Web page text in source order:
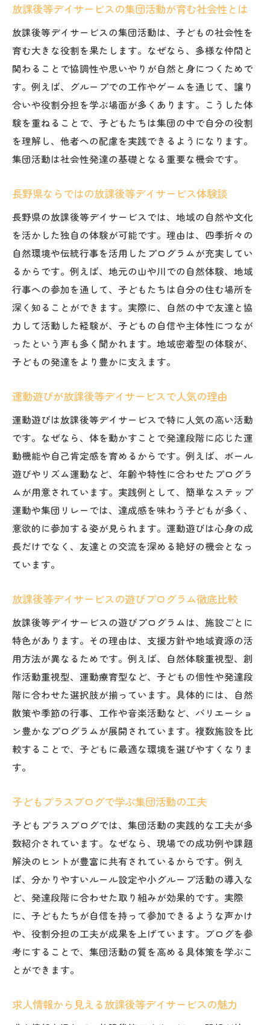
発達支援に役立つ運動遊びの実践例紹介
放課後等デイサービスで運動遊びが発達を
促す理由
長野県発の運動遊び実践例と体験談紹介
放課後等デイサービスで人気の運動療育活
動まとめ
ブログで話題の運動遊び支援アイデアとは
場の工夫
柳沢運動プログラムを活かした放課後等デ
イサービス
子どもの成長を促す集団活動を徹底解説
放課後等デイサービスの集団活動が成長に
与える影響
運動遊びを取り入れた放課後等デイサービ
スの実践
長野市や上田市で注目の集団活動事例
の取り組み
柳沢運動プログラムと集団活動の連携方法
運動療育が放課後等デイサービスで果たす役割
放課後等デイサービスにおける運動療育の
重要性
運動遊びと柳沢運動プログラムの効果とは
長野県の放課後等デイサービスでの実践例
求人情報から探る運動療育の現場ニーズ
放課後等デイサービス選びで重視したいポイン
放課後等デイサービス選びの比較ポイント
解説
口コミやブログで評判の集団活動事例
運動遊びを重視した施設の選び方とは
求人情報で職員体制や資格をチェックする
家族が安心できる放課後等デイサービスの
選び方
働く場所として注目の放課後等デイサービス事
情
放課後等デイサービスの求人動向と働き方
の魅力
運動遊びに携わる現場のやりがいとは
ブログや口コミで知る働く人のリアルな声
長野県内で働く放課後等デイサービスの実
放課後等デイサービスの集団活動が育む社会性とは
放課後等デイサービスの集団活動は、子どもの社会性を
育む大きな役割を果たします。なぜなら、多様な仲間と
関わることで協調性や思いやりが自然と身につくためで
す。例えば、グループでの工作やゲームを通じて、譲り
合いや役割分担を学ぶ場面が多くあります。こうした体
験を重ねることで、子どもたちは集団の中で自分の役割
を理解し、他者への配慮を実践できるようになります。
集団活動は社会性発達の基礎となる重要な機会です。
長野県ならではの放課後等デイサービス体験談
長野県の放課後等デイサービスでは、地域の自然や文化
を活かした独自の体験が可能です。理由は、四季折々の
自然環境や伝統行事を活用したプログラムが充実してい
るからです。例えば、地元の山や川での自然体験、地域
行事への参加を通して、子どもたちは自分の住む場所を
深く知ることができます。実際に、自然の中で友達と協
力して活動した経験が、子どもの自信や主体性につなが
ったという声も多く聞かれます。地域密着型の体験が、
子どもの発達をより豊かに支えます。
運動遊びが放課後等デイサービスで人気の理由
運動遊びは放課後等デイサービスで特に人気の高い活動
です。なぜなら、体を動かすことで発達段階に応じた運
動機能や自己肯定感を育めるからです。例えば、ボール
遊びやリズム運動など、年齢や特性に合わせたプログラ
ムが用意されています。実践例として、簡単なステップ
運動や集団リレーでは、達成感を味わう子どもが多く、
意欲的に参加する姿が見られます。運動遊びは心身の成
長だけでなく、友達との交流を深める絶好の機会となっ
ています。
放課後等デイサービスの遊びプログラム徹底比較
放課後等デイサービスの遊びプログラムは、施設ごとに
特色があります。その理由は、支援方針や地域資源の活
用方法が異なるためです。例えば、自然体験重視型、創
作活動重視型、運動療育型など、子どもの個性や発達段
階に合わせた選択肢が揃っています。具体的には、自然
散策や季節の行事、工作や音楽活動など、バリエーショ
ン豊かなプログラムが展開されています。複数施設を比
較することで、子どもに最適な環境を選びやすくなりま
す。
子どもプラスブログで学ぶ集団活動の工夫
子どもプラスブログでは、集団活動の実践的な工夫が多
数紹介されています。なぜなら、現場での成功例や課題
解決のヒントが豊富に共有されているからです。例え
ば、分かりやすいルール設定や小グループ活動の導入な
ど、発達段階に合わせた取り組みが効果的です。実際
に、子どもたちが自信を持って参加できるような声かけ
や、役割分担の工夫が成果を上げています。ブログを参
考にすることで、集団活動の質を高める具体策を学ぶこ
とができます。
求人情報から見える放課後等デイサービスの魅力